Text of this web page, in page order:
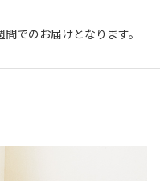
でのお届けとなります。